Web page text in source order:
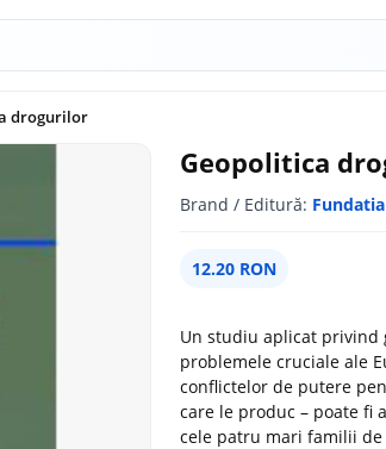
drogurilor
Geopolitica
Brand / Editură:
12.20 RON
Un studiu aplicat privind
problemele cruciale ale
conflictelor de putere
care le produc – poate fi
cele patru mari familii